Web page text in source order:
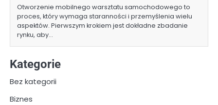
Otworzenie mobilnego warsztatu samochodowego to
proces, który wymaga staranności i przemyślenia wielu
aspektów. Pierwszym krokiem jest dokładne zbadanie
rynku, aby…
Kategorie
Bez kategorii
Biznes